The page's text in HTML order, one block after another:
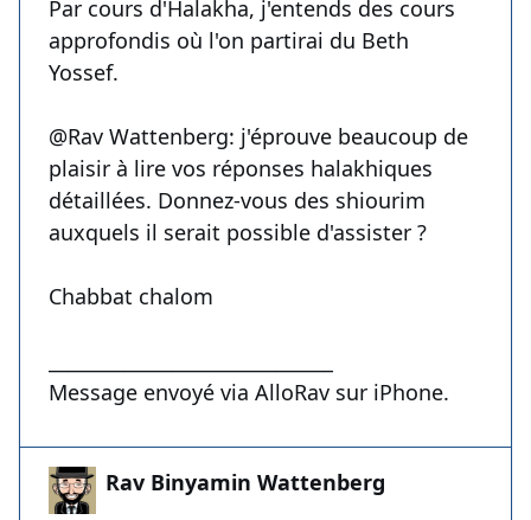
Par cours d'Halakha, j'entends des cours
approfondis où l'on partirai du Beth
Yossef.
@Rav Wattenberg: j'éprouve beaucoup de
plaisir à lire vos réponses halakhiques
détaillées. Donnez-vous des shiourim
auxquels il serait possible d'assister ?
Chabbat chalom
Message envoyé via AlloRav sur iPhone.
Rav Binyamin Wattenberg